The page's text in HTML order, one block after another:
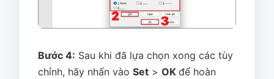
Bước 4: Sau khi đã lựa chọn xong các tùy
chỉnh, hãy nhấn vào Set > OK để hoàn